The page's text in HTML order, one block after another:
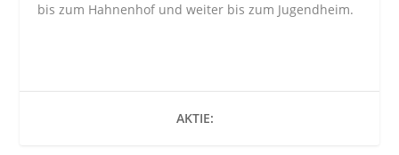
bis zum Hahnenhof und weiter bis zum Jugendheim.
AKTIE: